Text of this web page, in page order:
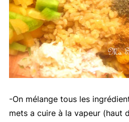
-On mélange tous les
mets a cuire à la vapeur (haut